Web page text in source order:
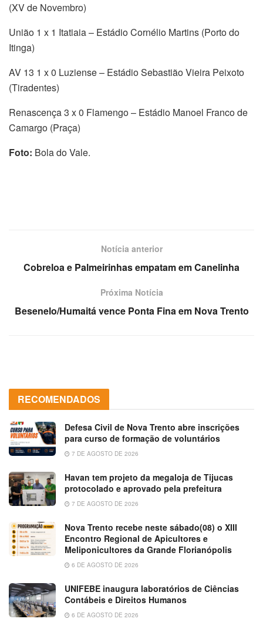
(XV de Novembro)
União 1 x 1 Itatiaia – Estádio Cornélio Martins (Porto do
Itinga)
AV 13 1 x 0 Luziense – Estádio Sebastião Vieira Peixoto
(Tiradentes)
Renascença 3 x 0 Flamengo – Estádio Manoel Franco de
Camargo (Praça)
Foto: Bola do Vale.
Notícia anterior
Cobreloa e Palmeirinhas empatam em Canelinha
Próxima Notícia
Besenelo/Humaitá vence Ponta Fina em Nova Trento
RECOMENDADOS
Defesa Civil de Nova Trento abre inscrições
para curso de formação de voluntários
7 DE AGOSTO DE 2026
Havan tem projeto da megaloja de Tijucas
protocolado e aprovado pela prefeitura
7 DE AGOSTO DE 2026
Nova Trento recebe neste sábado(08) o XIII
Encontro Regional de Apicultores e
Meliponicultores da Grande Florianópolis
6 DE AGOSTO DE 2026
UNIFEBE inaugura laboratórios de Ciências
Contábeis e Direitos Humanos
6 DE AGOSTO DE 2026